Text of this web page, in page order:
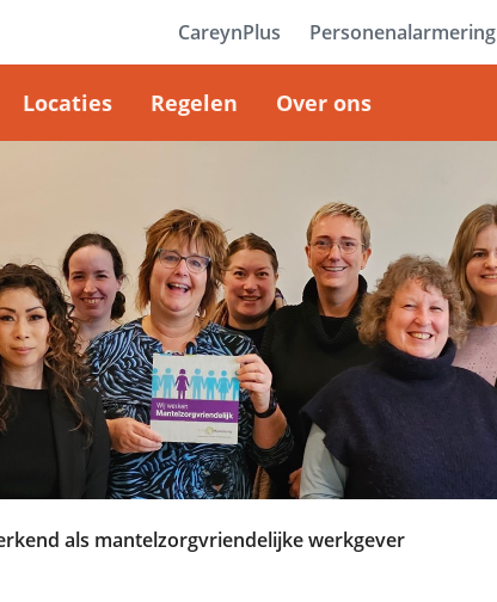
Locaties Regelen Over ons
CareynPlus Personenalarmering
als mantelzorgvriendelijke werkgever